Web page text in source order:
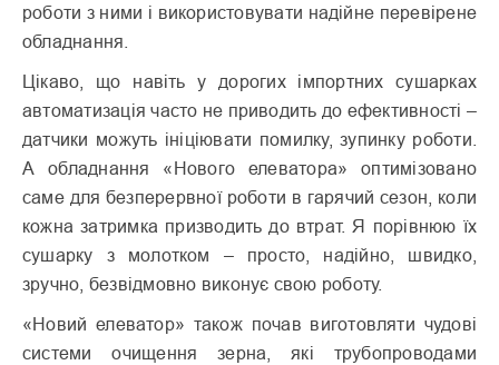
роботи з ними і використовувати надійне перевірене
обладнання.
Цікаво, що навіть у дорогих імпортних сушарках
автоматизація часто не приводить до ефективності –
датчики можуть ініціювати помилку, зупинку роботи.
А обладнання «Нового елеватора» оптимізовано
саме для безперервної роботи в гарячий сезон, коли
кожна затримка призводить до втрат. Я порівнюю їх
сушарку з молотком – просто, надійно, швидко,
зручно, безвідмовно виконує свою роботу.
«Новий елеватор» також почав виготовляти чудові
системи очищення зерна, які трубопроводами